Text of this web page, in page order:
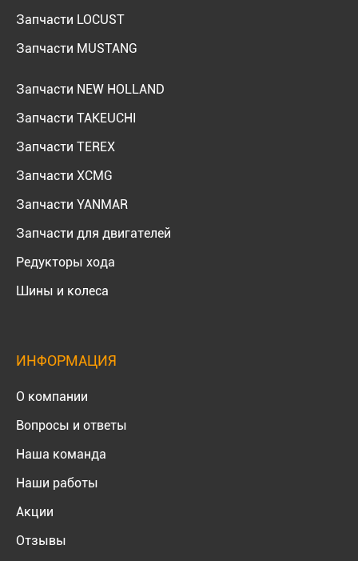
Запчасти LOCUST
Запчасти MUSTANG
Запчасти NEW HOLLAND
Запчасти TAKEUCHI
Запчасти TEREX
Запчасти XCMG
Запчасти YANMAR
Запчасти для двигателей
Редукторы хода
Шины и колеса
ИНФОРМАЦИЯ
О компании
Вопросы и ответы
Наша команда
Наши работы
Акции
Отзывы